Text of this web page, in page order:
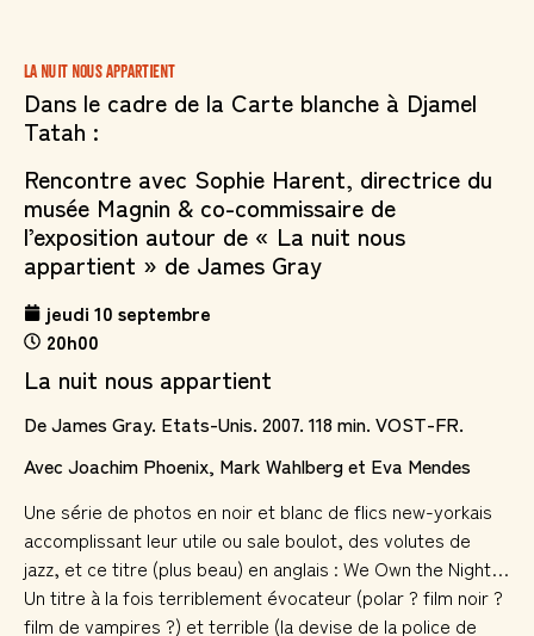
La nuit nous appartient
Dans le cadre de la Carte blanche à Djamel
Tatah :
Rencontre avec Sophie Harent, directrice du
musée Magnin & co-commissaire de
l’exposition autour de « La nuit nous
appartient » de James Gray
jeudi 10 septembre
20h00
La nuit nous appartient
De James Gray. Etats-Unis. 2007. 118 min. VOST-FR.
Avec Joachim Phoenix, Mark Wahlberg et Eva Mendes
Une série de photos en noir et blanc de flics new-yorkais
accomplissant leur utile ou sale boulot, des volutes de
jazz, et ce titre (plus beau) en anglais : We Own the Night…
Un titre à la fois terriblement évocateur (polar ? film noir ?
film de vampires ?) et terrible (la devise de la police de